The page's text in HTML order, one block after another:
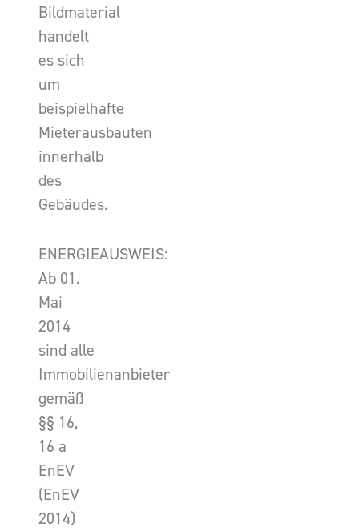
Bildmaterial
handelt
es sich
um
beispielhafte
Mieterausbauten
innerhalb
des
Gebäudes.
ENERGIEAUSWEIS:
Ab 01.
Mai
2014
sind alle
Immobilienanbieter
gemäß
§§ 16,
16 a
EnEV
(EnEV
2014)